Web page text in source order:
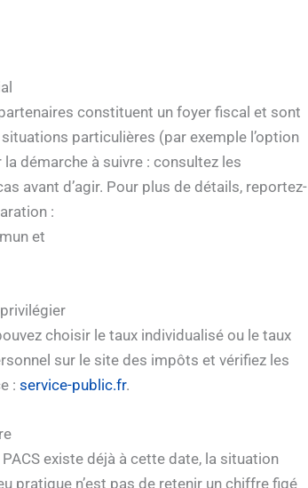
constituent un foyer fiscal et sont
particulières (par exemple l’option
démarche à suivre : consultez les
avant d’agir. Pour plus de détails, reportez-
:
et
choisir le taux individualisé ou le taux
sur le site des impôts et vérifiez les
: service-public.fr.
existe déjà à cette date, la situation
pratique n’est pas de retenir un chiffre figé